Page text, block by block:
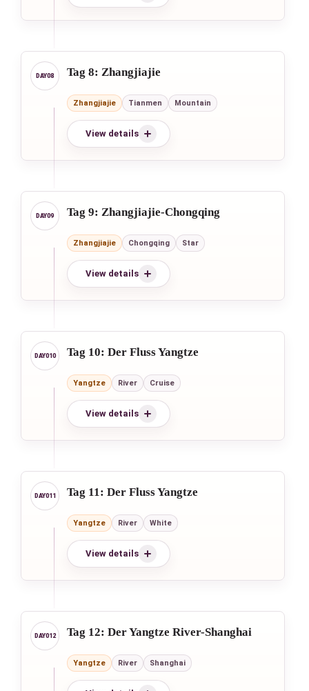
Tag 8: Zhangjiajie
Zhangjiajie Tianmen Mountain
View details
Tag 9: Zhangjiajie-Chongqing
Zhangjiajie Chongqing Star
View details
Tag 10: Der Fluss Yangtze
Yangtze River Cruise
View details
Tag 11: Der Fluss Yangtze
Yangtze River White
View details
Tag 12: Der Yangtze River-Shanghai
Yangtze River Shanghai